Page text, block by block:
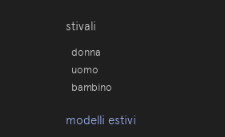
stivali
donna
uomo
bambino
modelli estivi